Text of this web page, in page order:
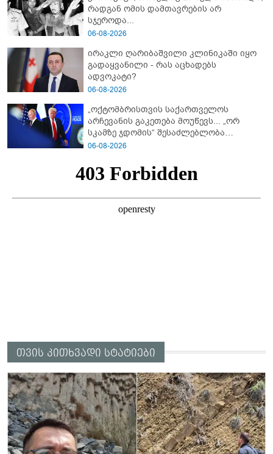
რადგან ომის დამთავრების არ
სჯეროდა...
06-08-2026
ირაკლი ღარიბაშვილი კლინიკაში იყო
გადაყვანილი - რას აცხადებს
ადვოკატი?
06-08-2026
„ოქტომბრისთვის საქართველოს
არჩევანის გაკეთება მოუწევს... „ორ
სკამზე ჯდომის“ შესაძლებლობა
შეიძლება დასრულდეს“ - მირიან
06-08-2026
თვის კითხვადი სტატიები